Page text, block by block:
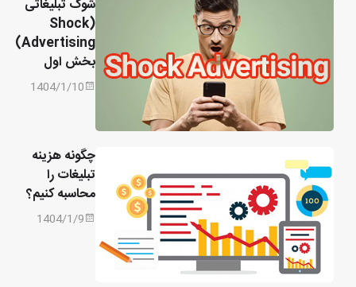
شوک تبلیغاتی
(Shock
Advertising)
بخش اول
1404/1/10
چگونه هزینه
تبلیغات را
محاسبه کنیم؟
1404/1/9